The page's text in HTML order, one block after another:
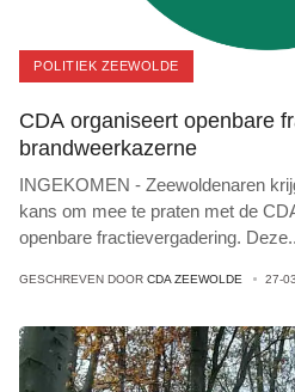
POLITIEK ZEEWOLDE
CDA organiseert openbare
brandweerkazerne
INGEKOMEN - Zeewoldenaren
kans om mee te praten met de
openbare fractievergadering. Deze
GESCHREVEN DOOR CDA ZEEWOLDE 27-